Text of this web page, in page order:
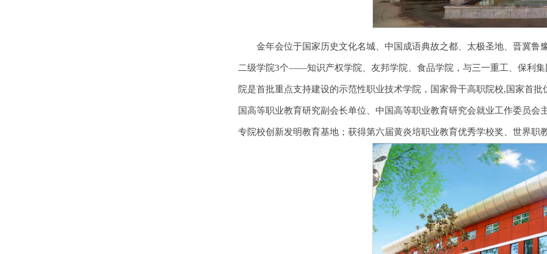
金年会位于国家历史文化名城、中国成语典故之都、太极圣地、晋冀
二级学院3个——知识产权学院、友邦学院、食品学院，与三一重工、保利
院是首批重点支持建设的示范性职业技术学院，国家骨干高职院校,国家首
国高等职业教育研究副会长单位、中国高等职业教育研究会就业工作委员
专院校创新发明教育基地；获得第六届黄炎培职业教育优秀学校奖、世界职